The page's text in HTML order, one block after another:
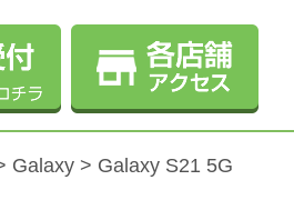
Galaxy > Galaxy S21 5G